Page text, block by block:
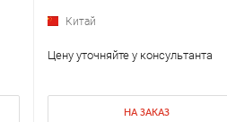
Китай
Цену уточняйте у консультанта
НА ЗАКАЗ